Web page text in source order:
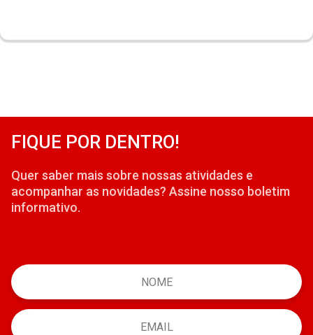
FIQUE POR DENTRO!
Quer saber mais sobre nossas atividades e
acompanhar as novidades? Assine nosso boletim
informativo.